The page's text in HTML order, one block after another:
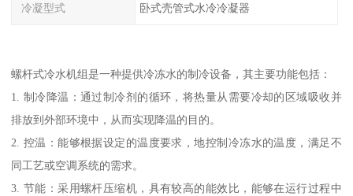
冷凝型式 卧式壳管式水冷冷凝器
螺杆式冷水机组是一种提供冷冻水的制冷设备，其主要功能包括：
1. 制冷降温：通过制冷剂的循环，将热量从需要冷却的区域吸收并
排放到外部环境中，从而实现降温的目的。
2. 控温：能够根据设定的温度要求，地控制冷冻水的温度，满足不
同工艺或空调系统的需求。
3. 节能：采用螺杆压缩机，具有较高的能效比，能够在运行过程中